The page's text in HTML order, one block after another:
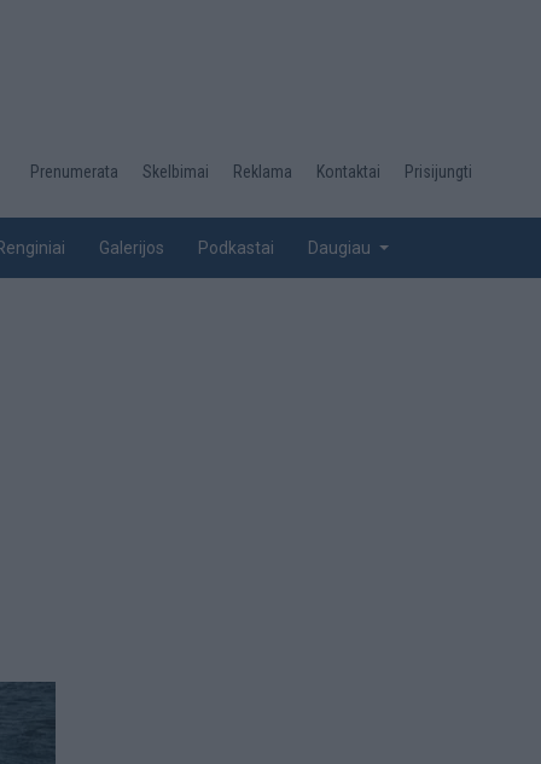
Desktop
top
Prenumerata Skelbimai Reklama Kontaktai Prisijungti
Galerijos Podkastai Daugiau